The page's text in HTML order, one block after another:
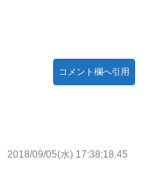
コメント欄へ引用
2018/09/05(水) 17:38:18.45